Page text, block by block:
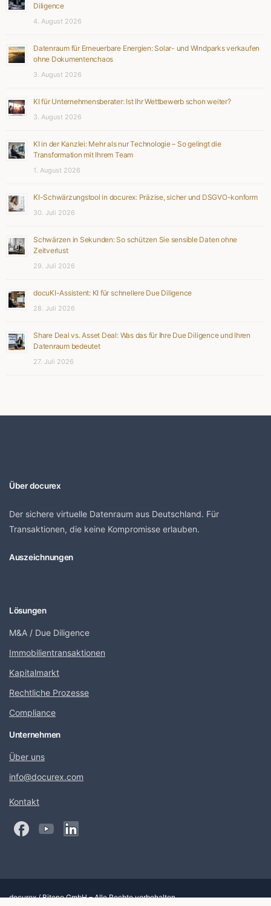
Diligence
4. August 2026
Datenraum für Erneuerbare Energien: Solar- und Windparks verkaufen
ohne Dokumentenchaos
3. August 2026
KI für Unternehmensberater: Ist Ihr Wettbewerb schon weiter?
3. August 2026
KI in der Kanzlei: Mehr als nur Technologie – So gelingt die
Transformation mit Ihrem Team
1. August 2026
KI-Schwärzungstool in docurex: Präzise, sicher und DSGVO-konform
30. Juli 2026
Schwärzen in Sekunden: So schützen Sie sensible Daten ohne
Zeitverlust
29. Juli 2026
docuKI-Assistent: KI für schnellere Due Diligence
28. Juli 2026
Share Deal vs. Asset Deal: Was das für Ihre Due Diligence und Ihren
Datenraum bedeutet
27. Juli 2026
Über docurex
Der sichere virtuelle Datenraum aus Deutschland. Für
Transaktionen, die keine Kompromisse erlauben.
Auszeichnungen
Lösungen
M&A / Due Diligence
Immobilientransaktionen
Kapitalmarkt
Rechtliche Prozesse
Compliance
Unternehmen
Über uns
info@docurex.com
Kontakt
docurex / Biteno GmbH – Alle Rechte vorbehalten